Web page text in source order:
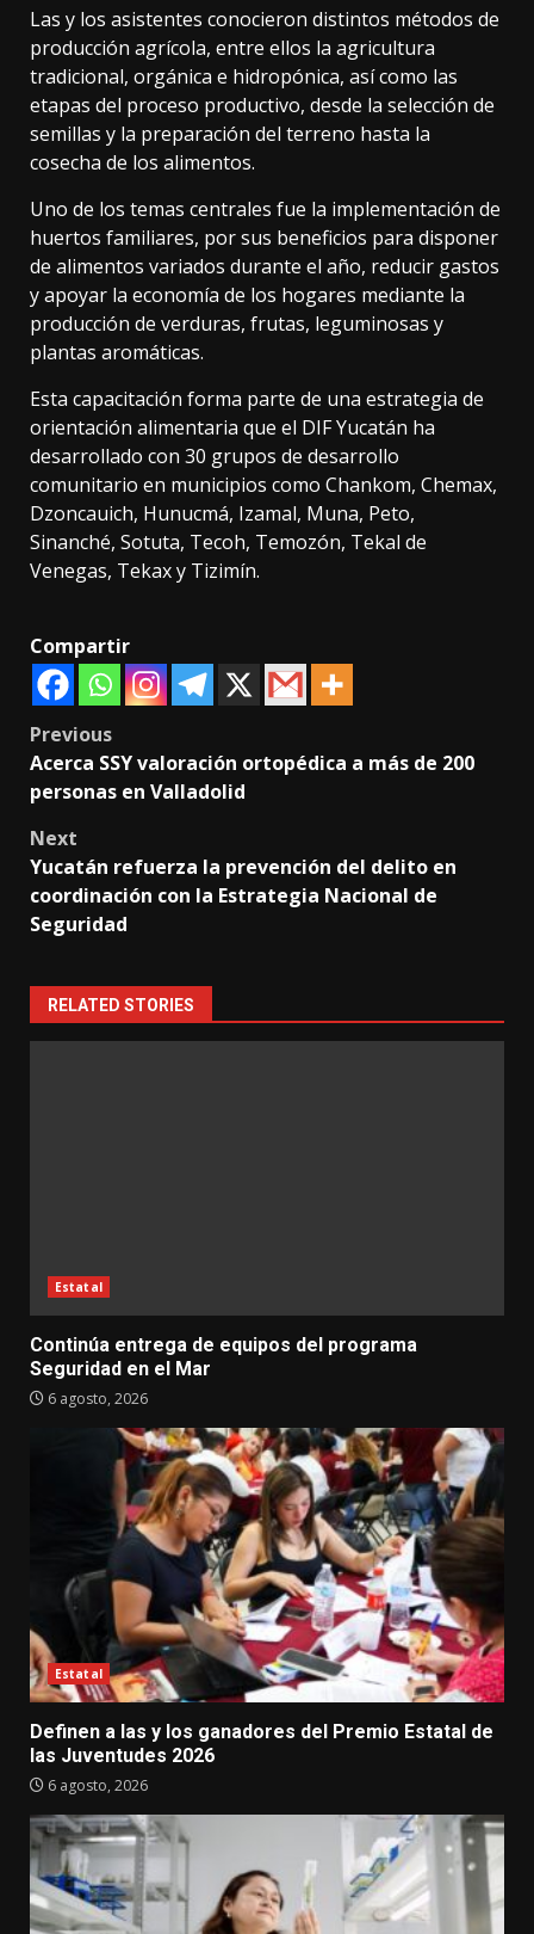
Las y los asistentes conocieron distintos métodos de
producción agrícola, entre ellos la agricultura
tradicional, orgánica e hidropónica, así como las
etapas del proceso productivo, desde la selección de
semillas y la preparación del terreno hasta la
cosecha de los alimentos.
Uno de los temas centrales fue la implementación de
huertos familiares, por sus beneficios para disponer
de alimentos variados durante el año, reducir gastos
y apoyar la economía de los hogares mediante la
producción de verduras, frutas, leguminosas y
plantas aromáticas.
Esta capacitación forma parte de una estrategia de
orientación alimentaria que el DIF Yucatán ha
desarrollado con 30 grupos de desarrollo
comunitario en municipios como Chankom, Chemax,
Dzoncauich, Hunucmá, Izamal, Muna, Peto,
Sinanché, Sotuta, Tecoh, Temozón, Tekal de
Venegas, Tekax y Tizimín.
Compartir
Post
navigation
Previous
Acerca SSY valoración ortopédica a más de 200
personas en Valladolid
Next
Yucatán refuerza la prevención del delito en
coordinación con la Estrategia Nacional de
Seguridad
RELATED STORIES
Estatal
Continúa entrega de equipos del programa
Seguridad en el Mar
6 agosto, 2026
Estatal
Definen a las y los ganadores del Premio Estatal de
las Juventudes 2026
6 agosto, 2026